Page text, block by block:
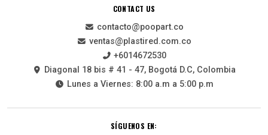
CONTACT US
contacto@poopart.co
ventas@plastired.com.co
+6014672530
Diagonal 18 bis # 41 - 47, Bogotá D.C, Colombia
Lunes a Viernes: 8:00 a.m a 5:00 p.m
SÍGUENOS EN: